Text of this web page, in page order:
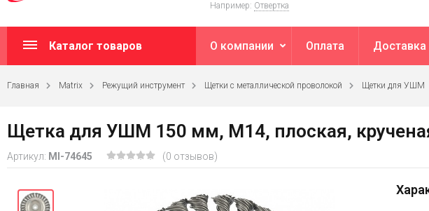
Например: Отвертка
Каталог товаров О компании Оплата Доставка
Главная Matrix Режущий инструмент Щетки с металлической проволокой Щетки для УШМ
Щетка для УШМ 150 мм, М14, плоская,
Артикул: MI-74645 (0 отзывов)